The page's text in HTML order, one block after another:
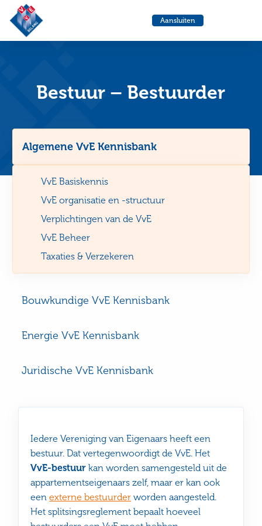
Aansluiten
helpdesk
Bestuur – Bestuurder
Algemene VvE Kennisbank
VvE Basiskennis
VvE organisatie en -structuur
Verplichtingen van de VvE
VvE Beheer
Taxaties & Verzekeren
Bouwkundige VvE Kennisbank
Energie VvE Kennisbank
Juridische VvE Kennisbank
Iedere Vereniging van Eigenaars heeft een
bestuur. Dat vertegenwoordigt de VvE. Het
VvE-bestuur kan worden samengesteld uit de
appartementseigenaars zelf, maar er kan ook
eenexterne bestuurder worden aangesteld.
Het splitsingsreglement bepaalt hoeveel